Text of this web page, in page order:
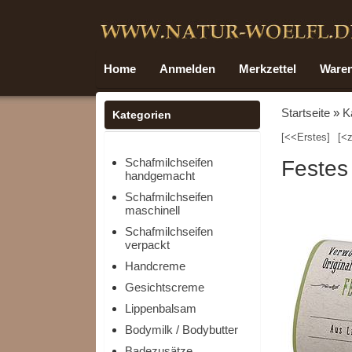
Home Anmelden Merkzettel
Kategorien
Schafmilchseifen
handgemacht
Schafmilchseifen
maschinell
Schafmilchseifen
verpackt
Handcreme
Gesichtscreme
Lippenbalsam
Bodymilk / Bodybutter
Startseite»
[<<Erstes]